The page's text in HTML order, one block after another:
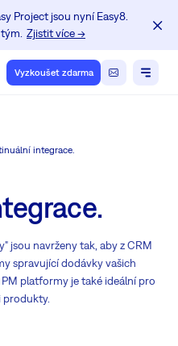
Project jsou nyní Easy8.
Zjistit více →
Vyzkoušet zdarma
integrace.
jsou navrženy tak, aby z CRM
spravující dodávky vašich
platformy je také ideální pro
produkty.